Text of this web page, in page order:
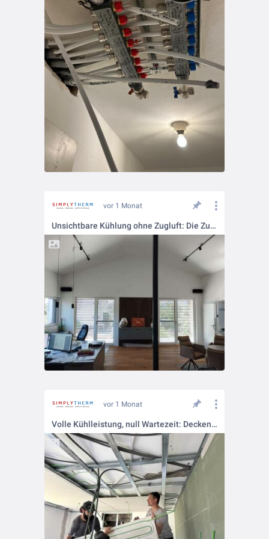
vor 1 Monat
Unsichtbare Kühlung ohne Zugluft: Die Zukunft der Raumklimatisierung
vor 1 Monat
Volle Kühlleistung, null Wartezeit: Deckenmontage im Express-Tempo